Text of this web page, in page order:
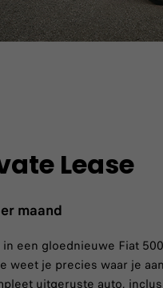
Lease
maand
een gloednieuwe Fiat
weet je precies waar je
uitgeruste auto,